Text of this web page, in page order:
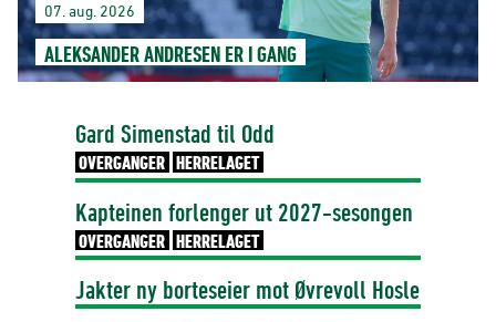
07. aug. 2026
ALEKSANDER ANDRESEN ER I GANG
Gard Simenstad til Odd
OVERGANGER HERRELAGET
Kapteinen forlenger ut 2027-sesongen
OVERGANGER HERRELAGET
Jakter ny borteseier mot Øvrevoll Hosle